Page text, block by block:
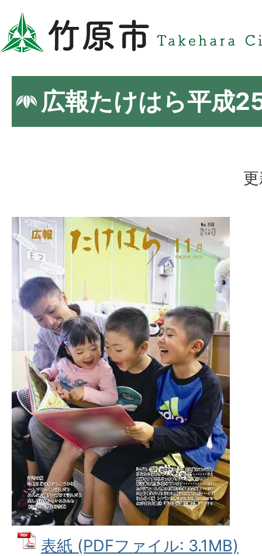
広報たけはら平成
表紙 (PDFファイル: 3.1MB)